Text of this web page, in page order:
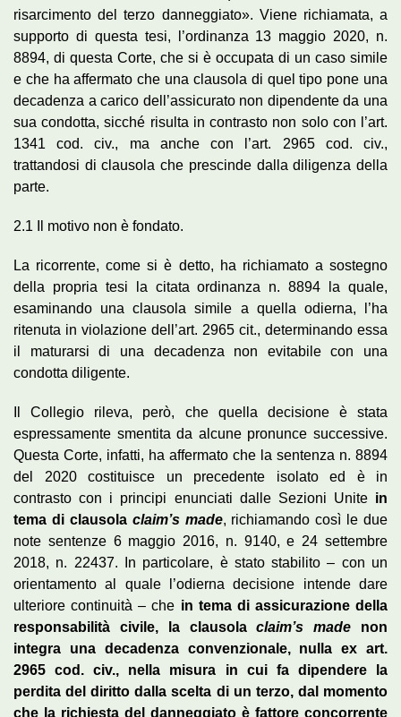
risarcimento del terzo danneggiato». Viene richiamata, a
supporto di questa tesi, l’ordinanza 13 maggio 2020, n.
8894, di questa Corte, che si è occupata di un caso simile
e che ha affermato che una clausola di quel tipo pone una
decadenza a carico dell’assicurato non dipendente da una
sua condotta, sicché risulta in contrasto non solo con l’art.
1341 cod. civ., ma anche con l’art. 2965 cod. civ.,
trattandosi di clausola che prescinde dalla diligenza della
parte.
2.1 Il motivo non è fondato.
La ricorrente, come si è detto, ha richiamato a sostegno
della propria tesi la citata ordinanza n. 8894 la quale,
esaminando una clausola simile a quella odierna, l’ha
ritenuta in violazione dell’art. 2965 cit., determinando essa
il maturarsi di una decadenza non evitabile con una
condotta diligente.
Il Collegio rileva, però, che quella decisione è stata
espressamente smentita da alcune pronunce successive.
Questa Corte, infatti, ha affermato che la sentenza n. 8894
del 2020 costituisce un precedente isolato ed è in
contrasto con i principi enunciati dalle Sezioni Unite in
tema di clausola claim’s made, richiamando così le due
note sentenze 6 maggio 2016, n. 9140, e 24 settembre
2018, n. 22437. In particolare, è stato stabilito – con un
orientamento al quale l’odierna decisione intende dare
ulteriore continuità – che in tema di assicurazione della
responsabilità civile, la clausolaclaim’s made non
integra una decadenza convenzionale, nulla ex art.
2965 cod. civ., nella misura in cui fa dipendere la
perdita del diritto dalla scelta di un terzo, dal momento
che la richiesta del danneggiato è fattore concorrente